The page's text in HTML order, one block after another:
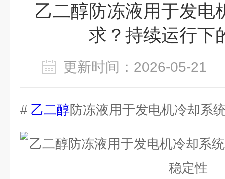
乙二醇防冻液用于发电
求？持续运行下
更新时间：2026-05-
# 乙二醇防冻液用于发电机冷却系